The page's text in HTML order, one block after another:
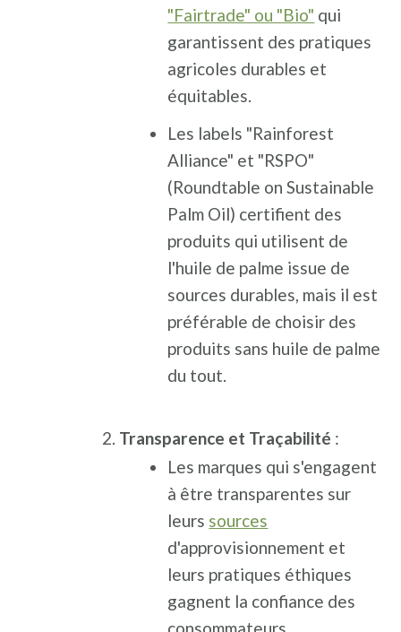
"Fairtrade" ou "Bio" qui
garantissent des pratiques
agricoles durables et
équitables.
Les labels "Rainforest
Alliance" et "RSPO"
(Roundtable on Sustainable
Palm Oil) certifient des
produits qui utilisent de
l'huile de palme issue de
sources durables, mais il est
préférable de choisir des
produits sans huile de palme
du tout.
Transparence et Traçabilité :
Les marques qui s'engagent
à être transparentes sur
leurs sources
d'approvisionnement et
leurs pratiques éthiques
gagnent la confiance des